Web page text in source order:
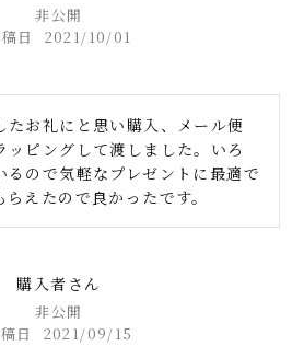
非公開
日
2021/10/01
たお礼にと思い購入、メール便
ッピングして渡しました。いろ
るので気軽なプレゼントに最適で
えたので良かったです。
購入者
非公開
日
2021/09/15